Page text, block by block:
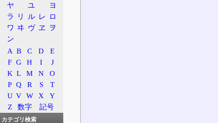
出口案内標識
沿革
入口
出口
特徴
構造
周辺地理
前後の施設
ヤ
ユ
ヨ
ラ
リ ル レ ロ
ワ ヰ ヴ ヱ
ヲ
ン
A B C D
E
F G H I
J
K L M N
O
P Q R S
T
U V W X
Y
Z
数字 記号
カテゴリ検索